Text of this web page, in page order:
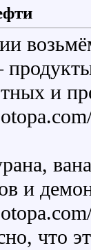
и
и
что